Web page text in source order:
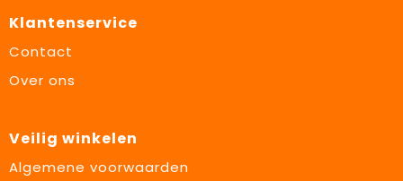
Klantenservice
Contact
Over ons
Veilig winkelen
Algemene voorwaarden